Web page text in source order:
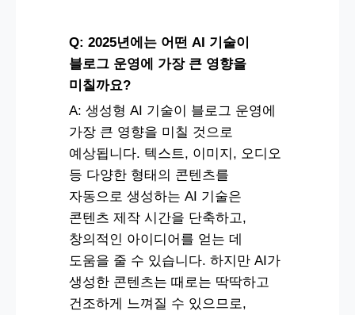
Q: 2025년에는 어떤 AI 기술이
블로그 운영에 가장 큰 영향을
미칠까요?
A: 생성형 AI 기술이 블로그 운영에
가장 큰 영향을 미칠 것으로
예상됩니다. 텍스트, 이미지, 오디오
등 다양한 형태의 콘텐츠를
자동으로 생성하는 AI 기술은
콘텐츠 제작 시간을 단축하고,
창의적인 아이디어를 얻는 데
도움을 줄 수 있습니다. 하지만 AI가
생성한 콘텐츠는 때로는 딱딱하고
건조하게 느껴질 수 있으므로,